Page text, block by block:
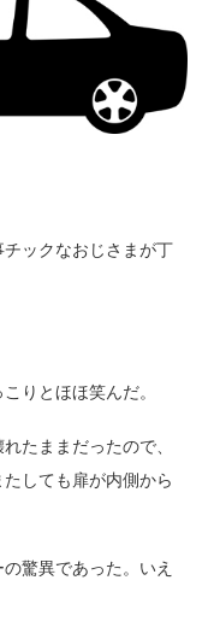
ックなおじさまが丁
りとほほ笑んだ。
たままだったので、
しても扉が内側から
驚異であった。いえ